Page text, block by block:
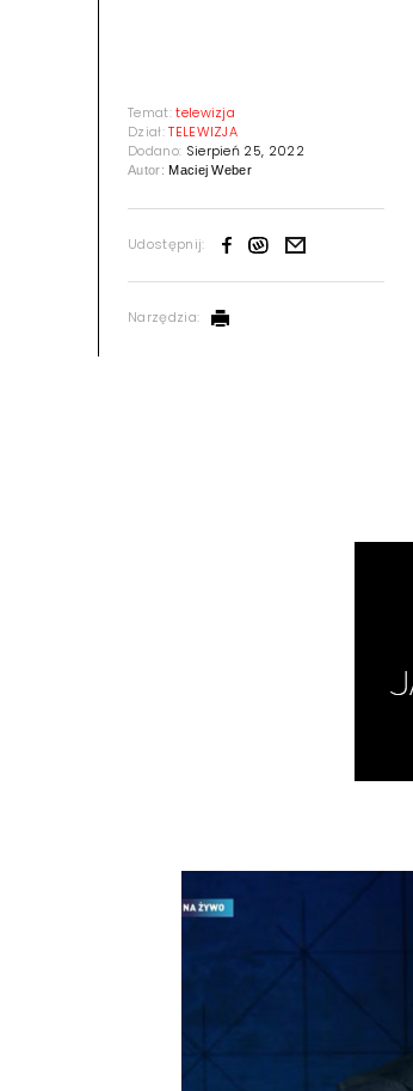
Temat:telewizja
Dział:TELEWIZJA
Dodano: Sierpień 25, 2022
Autor:Maciej Weber
Udostępnij:
Narzędzia: